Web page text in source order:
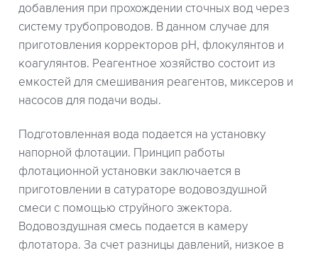
добавления при прохождении сточных вод через
систему трубопроводов. В данном случае для
приготовления корректоров рН, флокулянтов и
коагулянтов. Реагентное хозяйство состоит из
емкостей для смешивания реагентов, миксеров и
насосов для подачи воды.
Подготовленная вода подается на установку
напорной флотации. Принцип работы
флотационной установки заключается в
приготовлении в сатураторе водовоздушной
смеси с помощью струйного эжектора.
Водовоздушная смесь подается в камеру
флотатора. За счет разницы давлений, низкое в